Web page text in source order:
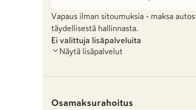
Vapaus ilman sitoumuksia - maksa
täydellisestä hallinnasta.
Ei valittuja lisäpalveluita
Näytä lisäpalvelut
Osamaksurahoitus